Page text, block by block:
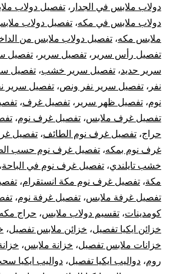
دولاب ملابس في الجدار ، تفصيل دولاب
دولاب ملابس في مكه، تفصيل دولاب
ملابس مكه، تفصيل دولاب ملابس من
تفصيل رأس سرير ، تفصيل سرير ، تفصيل
سرير حديد، تفصيل سرير خشب، تفصيل
نفر ، تفصيل سرير نفر ونص، تفصيل سرير
نوم، تفصيل ظهر سرير ، تفصيل غرف،
تفصيل غرف ملابس، تفصيل غرف نوم،
حراج، تفصيل غرف نوم الطائف، تفصيل
غرف نوم بمكه، تفصيل غرف نوم حسب
خشب تايلندي، تفصيل غرف نوم في الباحة،
مكة، تفصيل غرف نوم مكة انستقرام،
تفصيل غرفة ملابس، تفصيل غرفة نوم،
كومدينات، تقسيم دولاب ملابس، حراج
خزائن ايكيا تفصيل، خزائن ملابس تفصيل،
خزانات ملابس تفصيل، خزانة ملابس،
روم، دواليب ايكيا تفصيل، دواليب ايكيا